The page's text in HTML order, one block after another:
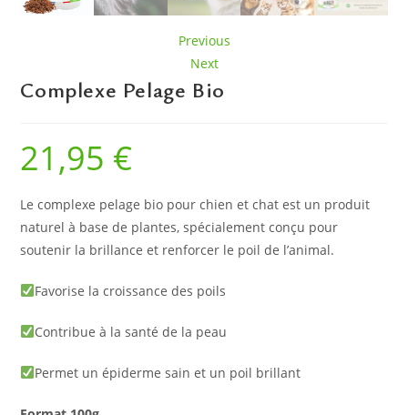
Previous
Next
Complexe Pelage Bio
21,95 €
Le complexe pelage bio pour chien et chat est un produit
naturel à base de plantes, spécialement conçu pour
soutenir la brillance et renforcer le poil de l’animal.
Favorise la croissance des poils
Contribue à la santé de la peau
Permet un épiderme sain et un poil brillant